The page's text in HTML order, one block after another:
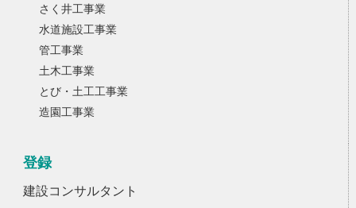
さく井工事業
水道施設工事業
管工事業
土木工事業
とび・土工工事業
造園工事業
登録
建設コンサルタント